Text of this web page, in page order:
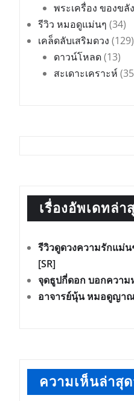
พระเครื่อง ของขลั
รีวิว หมอดูแม่นๆ (34)
เคล็ดลับเสริมดวง (129)
ดาวน์โหลด(13)
สะเดาะเคราะห์
เรื่องอัพเดทล่า
รีวิวดูดวงความรักแม่
[SR]
จุดธูปกี่ดอก บอกความ
อาจารย์นุ้น หมอดูญา
ความเห็นล่าสุ